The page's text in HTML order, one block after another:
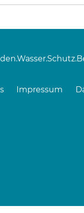
Impressum